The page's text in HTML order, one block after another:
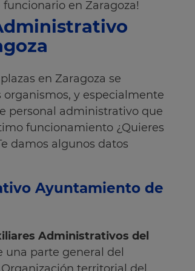
en Zaragoza!
en Zaragoza se
y especialmente
personal administrativo que
funcionamiento ¿Quieres
damos algunos datos
Ayuntamiento de
Administrativos del
una parte general del
territorial del